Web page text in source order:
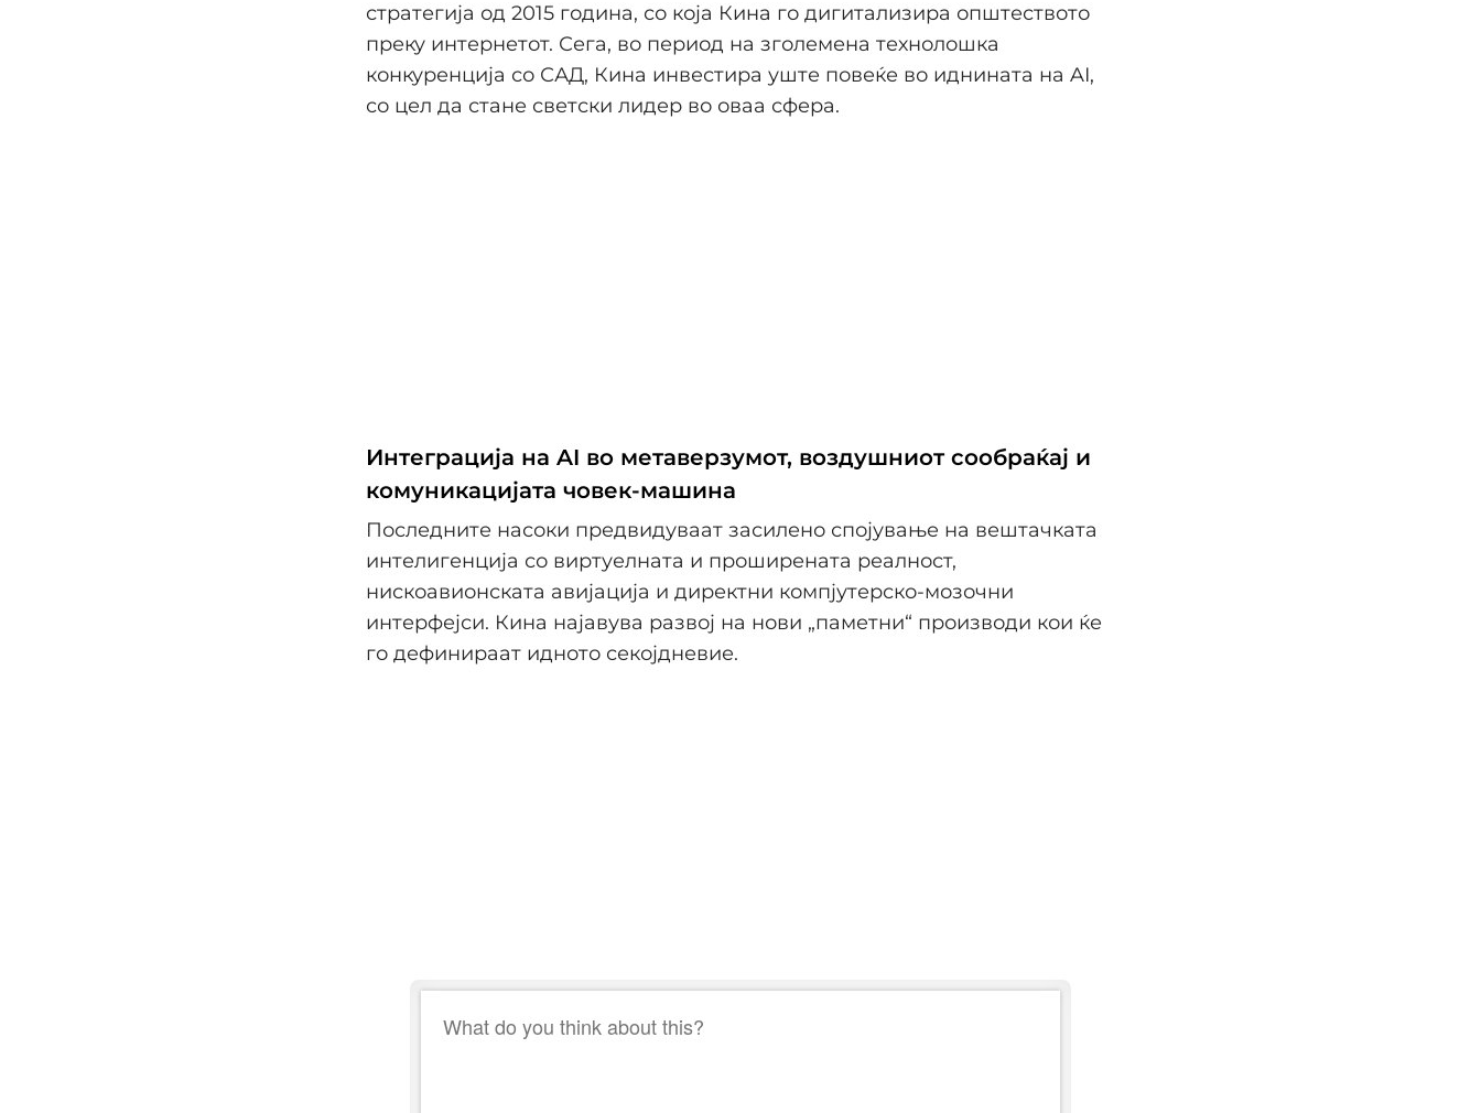
стратегија од 2015 година, со која Кина го дигитализира општеството
преку интернетот. Сега, во период на зголемена технолошка
конкуренција со САД, Кина инвестира уште повеќе во иднината на AI,
со цел да стане светски лидер во оваа сфера.
Интеграција на AI во метаверзумот, воздушниот сообраќај и
комуникацијата човек-машина
Последните насоки предвидуваат засилено спојување на вештачката
интелигенција со виртуелната и проширената реалност,
нискоавионската авијација и директни компјутерско-мозочни
интерфејси. Кина најавува развој на нови „паметни“ производи кои ќе
го дефинираат идното секојдневие.